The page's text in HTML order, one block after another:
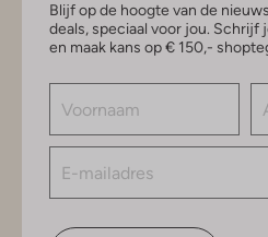
Blijf op de hoogte van de
deals, speciaal voor jou. Schrijf
en maak kans op € 150,-